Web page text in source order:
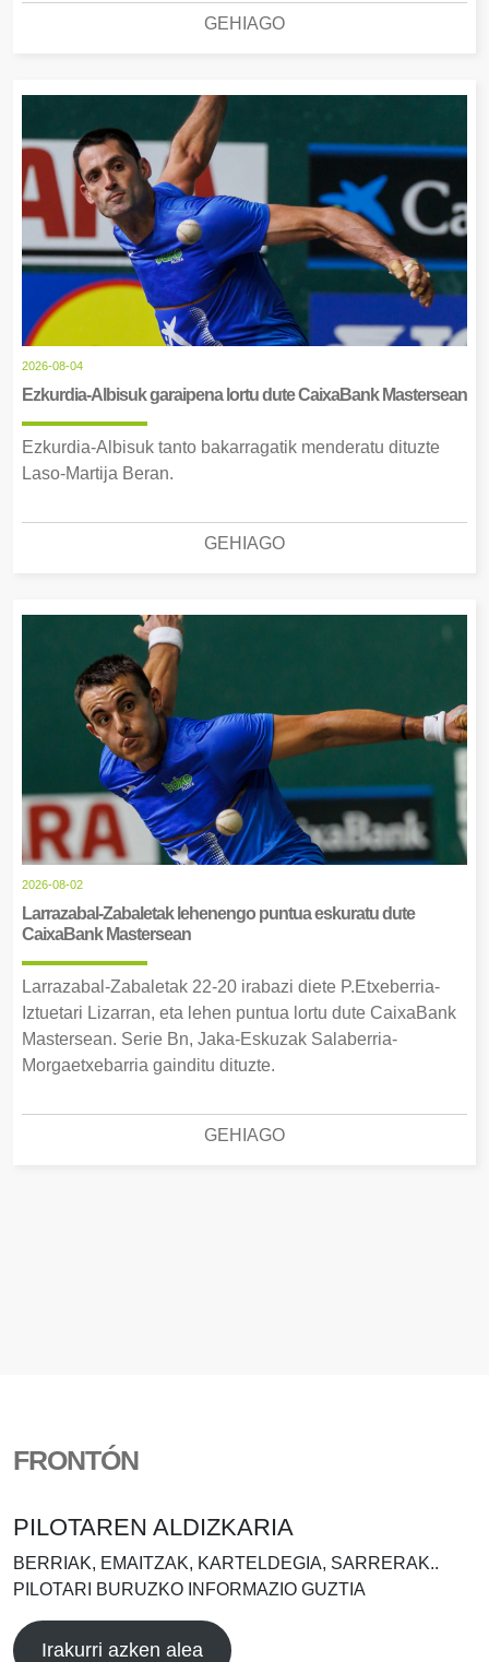
GEHIAGO
2026-08-04
Ezkurdia-Albisuk garaipena lortu dute CaixaBank Mastersean
Ezkurdia-Albisuk tanto bakarragatik menderatu dituzte
Laso-Martija Beran.
GEHIAGO
2026-08-02
Larrazabal-Zabaletak lehenengo puntua eskuratu dute
CaixaBank Mastersean
Larrazabal-Zabaletak 22-20 irabazi diete P.Etxeberria-
Iztuetari Lizarran, eta lehen puntua lortu dute CaixaBank
Mastersean. Serie Bn, Jaka-Eskuzak Salaberria-
Morgaetxebarria gainditu dituzte.
GEHIAGO
FRONTÓN
PILOTAREN ALDIZKARIA
BERRIAK, EMAITZAK, KARTELDEGIA, SARRERAK..
PILOTARI BURUZKO INFORMAZIO GUZTIA
Irakurri azken alea